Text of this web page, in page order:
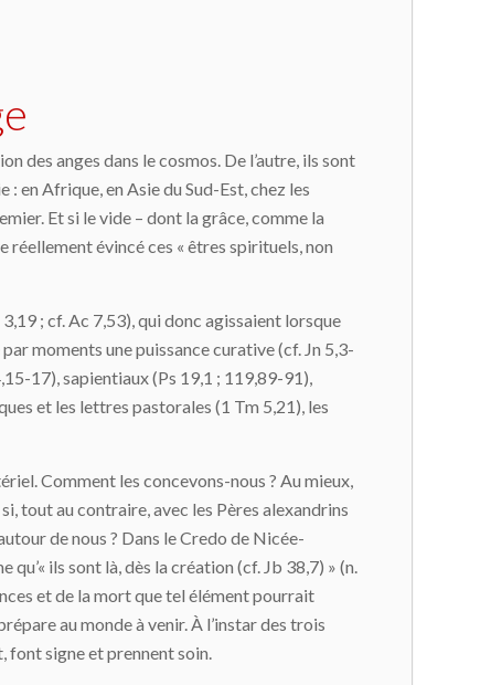
des anges dans le cosmos. De l’autre, ils sont
en Afrique, en Asie du Sud-Est, chez les
Et si le vide – dont la grâce, comme la
évincé ces « êtres spirituels, non
; cf. Ac 7,53), qui donc agissaient lorsque
moments une puissance curative (cf. Jn 5,3-
17), sapientiaux (Ps 19,1 ; 119,89-91),
et les lettres pastorales (1 Tm 5,21), les
Comment les concevons-nous ? Au mieux,
tout au contraire, avec les Pères alexandrins
de nous ? Dans le Credo de Nicée-
qu’« ils sont là, dès la création (cf. Jb 38,7) » (n.
et de la mort que tel élément pourrait
au monde à venir. À l’instar des trois
font signe et prennent soin.